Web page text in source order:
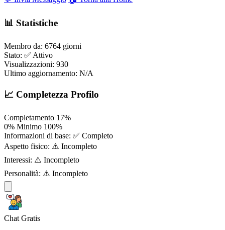
📊 Statistiche
Membro da: 6764 giorni
Stato: ✅ Attivo
Visualizzazioni: 930
Ultimo aggiornamento: N/A
📈 Completezza Profilo
Completamento 17%
0% Minimo 100%
Informazioni di base: ✅ Completo
Aspetto fisico: ⚠️ Incompleto
Interessi: ⚠️ Incompleto
Personalità: ⚠️ Incompleto
Chat Gratis